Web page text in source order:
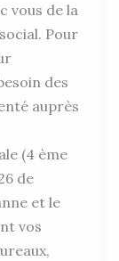
vous de la
Pour
des
auprès
(4 ème
de
et le
vos